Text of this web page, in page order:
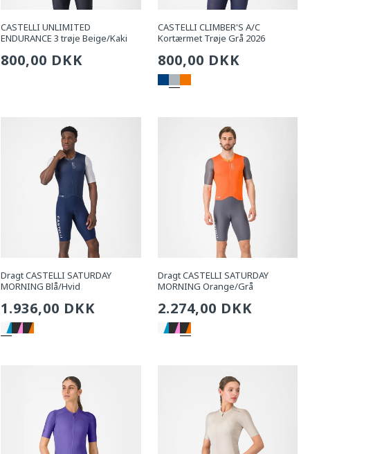
CASTELLI UNLIMITED
ENDURANCE 3 trøje Beige/Kaki
Sædvanlig
800,00 DKK
CASTELLI CLIMBER'S A/C
Kortærmet Trøje Grå 2026
Sædvanlig
pris
800,00 DKK
Dragt CASTELLI SATURDAY
MORNING Blå/Hvid
Sædvanlig
pris
1.936,00 DKK
Dragt CASTELLI SATURDAY
MORNING Orange/Grå
Sædvanlig
pris
2.274,00 DKK